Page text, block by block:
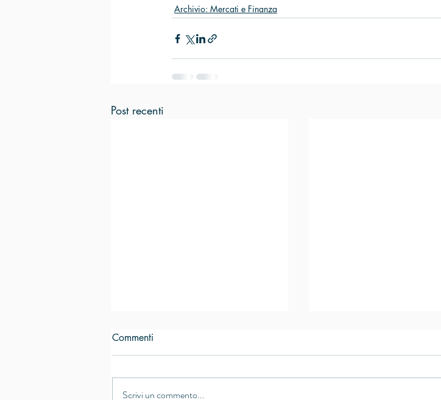
Archivio: Mercati e Finanza
Post recenti
Commenti
Scrivi un commento...